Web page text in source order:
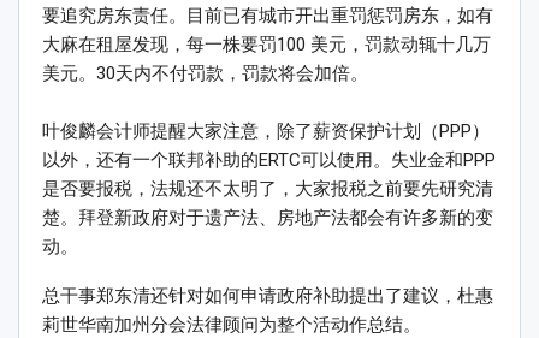
要追究房东责任。目前已有城市开出重罚惩罚房东，如有
大麻在租屋发现，每一株要罚100 美元，罚款动辄十几万
美元。30天内不付罚款，罚款将会加倍。
叶俊麟会计师提醒大家注意，除了薪资保护计划（PPP）
以外，还有一个联邦补助的ERTC可以使用。失业金和PPP
是否要报税，法规还不太明了，大家报税之前要先研究清
楚。拜登新政府对于遗产法、房地产法都会有许多新的变
动。
总干事郑东清还针对如何申请政府补助提出了建议，杜惠
莉世华南加州分会法律顾问为整个活动作总结。